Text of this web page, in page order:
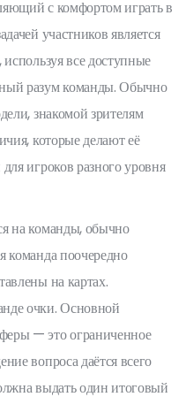
с комфортом играть в
участников является
все доступные
разум команды. Обычно
знакомой зрителям
которые делают её
игроков разного уровня
на команды, обычно
команда поочередно
на картах.
очки. Основной
— это ограниченное
вопроса даётся всего
выдать один итоговый